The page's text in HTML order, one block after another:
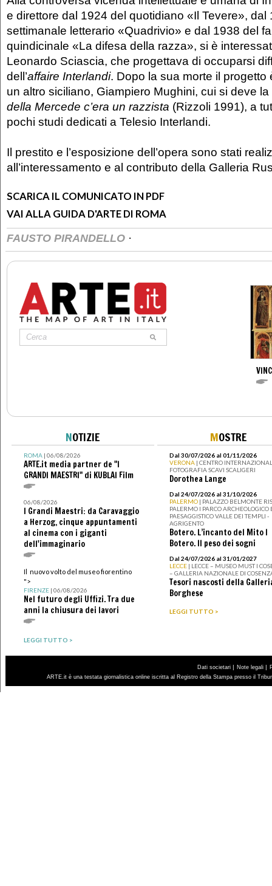
e direttore dal 1924 del quotidiano «Il Tevere», dal
settimanale letterario «Quadrivio» e dal 1938 del
quindicinale «La difesa della razza», si è
Leonardo Sciascia, che progettava di occuparsi
dell’affaire Interlandi. Dopo la sua morte il progetto
un altro siciliano, Giampiero Mughini, cui si deve
della Mercede c’era un razzista (Rizzoli 1991), a
pochi studi dedicati a Telesio Interlandi.
Il prestito e l’esposizione dell’opera sono stati
all’interessamento e al contributo della Galleria
SCARICA IL COMUNICATO IN PDF
VAI ALLA GUIDA D'ARTE DI ROMA
FAUSTO PIRANDELLO ·
NOTIZIE
ROMA| 06/08/2026
ARTE.it media partner de "I
GRANDI MAESTRI" di KUBLAI Film
06/08/2026
I Grandi Maestri: da Caravaggio
a Herzog, cinque appuntamenti
al cinema con i giganti
dell'immaginario
Il nuovo volto del museo fiorentino
">
FIRENZE| 06/08/2026
Nel futuro degli Uffizi. Tra due
anni la chiusura dei lavori
LEGGI TUTTO >
MOSTRE
Dal 30/07/2026 al 01/11/2026
VERONA | CENTRO
FOTOGRAFIA SCAVI SCALIGERI
Dorothea Lange
Dal 24/07/2026 al 31/10/2026
PALERMO | PALAZZO BELMONTE
PALERMO I PARCO ARCHEOLOGICO
PAESAGGISTICO VALLE DEI TEMPLI -
AGRIGENTO
Botero. L’incanto del Mito I
Botero. Il peso dei sogni
Dal 24/07/2026 al 31/01/2027
LECCE | LECCE – MUSEO MUST I
– GALLERIA NAZIONALE DI
Tesori nascosti della
Borghese
LEGGI TUTTO >
Dati societari | Note legali |
ARTE.it è una testata giornalistica online iscritta al Registro della Stampa presso il